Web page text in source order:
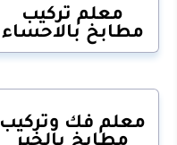
معلم تركيب
مطابخ بالاحساء
معلم فك وتركيب
مطابخ بالخبر